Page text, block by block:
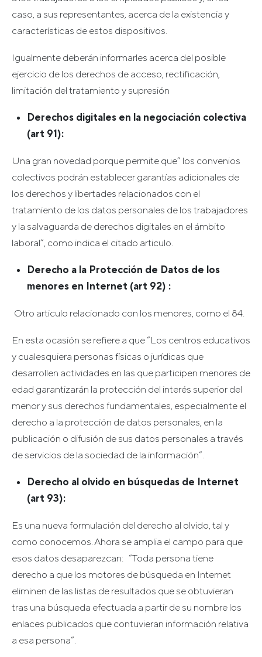
caso, a sus representantes, acerca de la existencia y
características de estos dispositivos.
Igualmente deberán informarles acerca del posible
ejercicio de los derechos de acceso, rectificación,
limitación del tratamiento y supresión
Derechos digitales en la negociación colectiva
(art 91):
Una gran novedad porque permite que” los convenios
colectivos podrán establecer garantías adicionales de
los derechos y libertades relacionados con el
tratamiento de los datos personales de los trabajadores
y la salvaguarda de derechos digitales en el ámbito
laboral”, como indica el citado articulo.
Derecho a la Protección de Datos de los
menores en Internet (art 92) :
Otro articulo relacionado con los menores, como el 84.
En esta ocasión se refiere a que “Los centros educativos
y cualesquiera personas físicas o jurídicas que
desarrollen actividades en las que participen menores de
edad garantizarán la protección del interés superior del
menor y sus derechos fundamentales, especialmente el
derecho a la protección de datos personales, en la
publicación o difusión de sus datos personales a través
de servicios de la sociedad de la información”.
Derecho al olvido en búsquedas de Internet
(art 93):
Es una nueva formulación del derecho al olvido, tal y
como conocemos. Ahora se amplia el campo para que
esos datos desaparezcan: “Toda persona tiene
derecho a que los motores de búsqueda en Internet
eliminen de las listas de resultados que se obtuvieran
tras una búsqueda efectuada a partir de su nombre los
enlaces publicados que contuvieran información relativa
a esa persona”.